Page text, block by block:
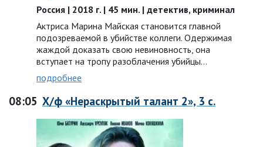
Россия | 2018 г. | 45 мин. | детектив, криминал
Актриса Марина Майская становится главной
подозреваемой в убийстве коллеги. Одержимая
жаждой доказать свою невиновность, она
вступает на тропу разоблачения убийцы…
подробнее
08:05 Х/ф «Нераскрытый талант 2», 3 с.